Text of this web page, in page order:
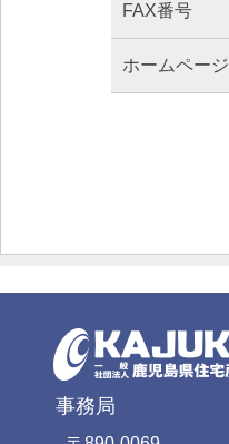
FAX番号
ホームページ
事務局